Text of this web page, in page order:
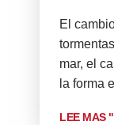
El
mar, el
la forma
LEE MAS "